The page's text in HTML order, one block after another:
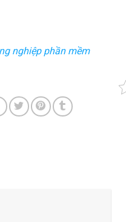
nghiệp phần mềm